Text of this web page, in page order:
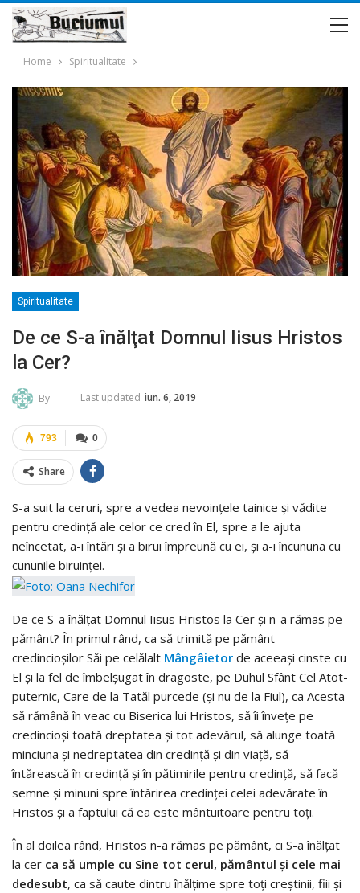
Home Spiritualitate
Spiritualitate
De ce S-a înălţat Domnul Iisus Hristos
la Cer?
By Last updated iun. 6, 2019
0
793
Share
S-a suit la ceruri, spre a vedea nevoinţele tainice și vădite
pentru credinţă ale celor ce cred în El, spre a le ajuta
neîncetat, a-i întări şi a birui împreună cu ei, și a-i încununa cu
cununile biruinţei.
De ce S-a înălţat Domnul Iisus Hristos la Cer şi n-a rămas pe
pământ? În primul rând, ca să trimită pe pământ
credincioşilor Săi pe celălalt Mângâietor de aceeaşi cinste cu
El şi la fel de îm­belşugat în dragoste, pe Duhul Sfânt Cel Atot­
puternic, Care de la Tatăl purcede (şi nu de la Fiul), ca Acesta
să rămână în veac cu Biserica lui Hristos, să îi înveţe pe
credincioşi toată drepta­tea şi tot adevărul, să alunge toată
minciuna şi nedreptatea din credinţă şi din viaţă, să
întărească în credinţă şi în pătimirile pentru credinţă, să facă
semne şi minuni spre întărirea credinţei celei adevărate în
Hristos şi a faptului că ea este mântuitoare pentru toţi.
În al doilea rând, Hristos n-a rămas pe pă­mânt, ci S-a înălţat
la cer ca să umple cu Sine tot cerul, pământul şi cele mai
dedesubt, ca să cau­te dintru înălţime spre toţi creştinii, fiii şi